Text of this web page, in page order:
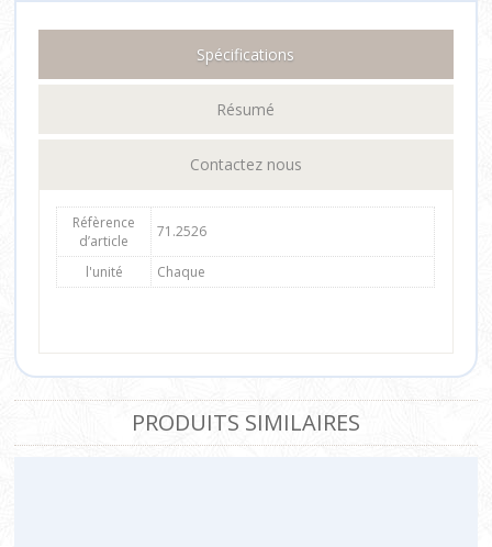
Spécifications
Résumé
Contactez nous
Réfèrence
d’article
71.2526
l'unité Chaque
PRODUITS SIMILAIRES